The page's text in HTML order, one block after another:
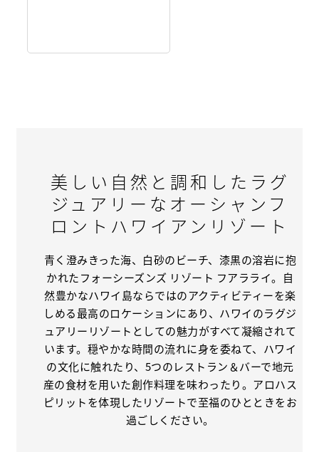
美しい自然と調和したラグ
ジュアリーなオーシャンフ
ロントハワイアンリゾート
青く澄みきった海、白砂のビーチ、漆黒の溶岩に抱
かれたフォーシーズンズ リゾート フアラライ。自
然豊かなハワイ島ならではのアクティビティーを楽
しめる最高のロケーションにあり、ハワイのラグジ
ュアリーリゾートとしての魅力がすべて凝縮されて
います。穏やかな時間の流れに身を委ねて、ハワイ
の文化に触れたり、5つのレストラン＆バーで地元
産の食材を用いた創作料理を味わったり。アロハス
ピリットを体現したリゾートで至福のひとときをお
過ごしください。